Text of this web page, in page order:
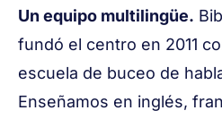
Un equipo multilingüe.
fundó el centro en 2011
escuela de buceo de
Enseñamos en inglés,